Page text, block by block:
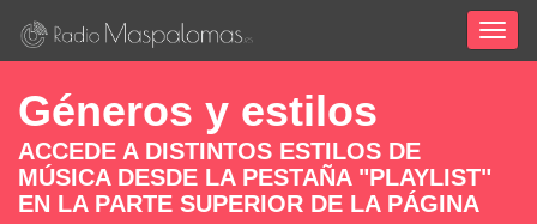
Géneros y estilos
ACCEDE A DISTINTOS ESTILOS DE
MÚSICA DESDE LA PESTAÑA "PLAYLIST"
EN LA PARTE SUPERIOR DE LA PÁGINA